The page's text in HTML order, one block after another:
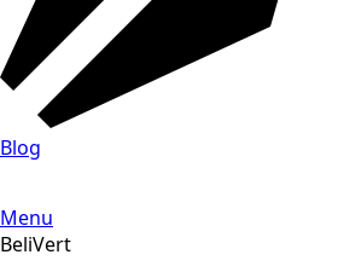
Blog
Menu
BeliVert